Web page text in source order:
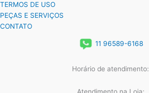
TERMOS DE USO
PEÇAS E SERVIÇOS
CONTATO
11 96589-6168
Horário de atendimento: